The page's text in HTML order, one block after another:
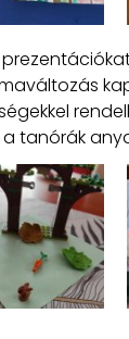
tanórák